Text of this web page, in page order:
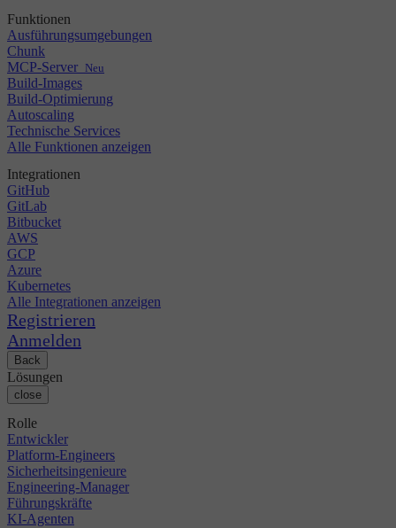
Funktionen
Ausführungsumgebungen
Chunk
MCP-Server Neu
Build-Images
Build-Optimierung
Autoscaling
Technische Services
Alle Funktionen anzeigen
Integrationen
GitHub
GitLab
Bitbucket
AWS
GCP
Azure
Kubernetes
Alle Integrationen anzeigen
Registrieren
Anmelden
Back
Lösungen
close
Rolle
Entwickler
Platform-Engineers
Sicherheitsingenieure
Engineering-Manager
Führungskräfte
KI-Agenten